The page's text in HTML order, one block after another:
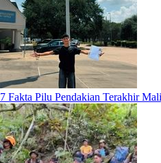
7 Fakta Pilu Pendakian Terakhir